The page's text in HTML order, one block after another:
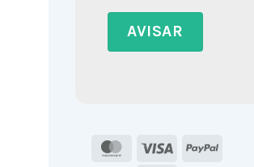
MasterCard
Visa
PayPal